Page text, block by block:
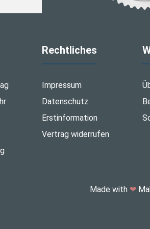
Rechtliches
Impressum
Datenschutz
Erstinformation
Vertrag widerrufen
Made with ❤